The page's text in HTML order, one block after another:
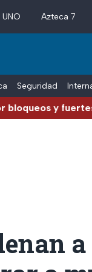
Azteca 7
Seguridad
fuertes